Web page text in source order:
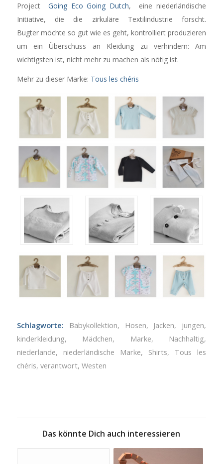
Project Going Eco Going Dutch, eine niederländische
Initiative, die die zirkuläre Textilindustrie forscht.
Bugter möchte so gut wie es geht, kontrolliert produzieren
um ein Überschuss an Kleidung zu verhindern: Am
wichtigsten ist, nicht mehr zu machen als nötig ist.
Mehr zu dieser Marke: Tous les chéris
Schlagworte: Babykollektion, Hosen, Jacken, jungen,
kinderkleidung, Mädchen, Marke, Nachhaltig,
niederlande, niederländische Marke, Shirts, Tous les
chéris, verantwort, Westen
Das könnte Dich auch interessieren